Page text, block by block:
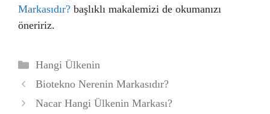
Markasıdır? başlıklı makalemizi de okumanızı
öneririz.
Kategoriler
Hangi Ülkenin
Biotekno Nerenin Markasıdır?
Nacar Hangi Ülkenin Markası?